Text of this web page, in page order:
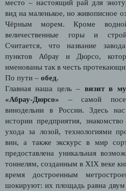
место – настоящий рай для
вид на маленькое, но живописное
Чёрным морем. Кроме
величественные горы и
Считается, что название
пунктов Абрау и Дюрсо,
именованы так в честь
По пути – обед.
Главная наша цель – визит в
«Абрау-Дюрсо» – самой
винодельни в России. Здесь
истории предприятия,
ухода за лозой, технологиями
вин, а также экскурс в мир
предоставлена уникальная
тоннелям, созданным в XIX веке
время достроенным
шокируют: их площадь равна